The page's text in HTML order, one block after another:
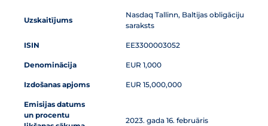
Uzskaitījums
Nasdaq Tallinn, Baltijas obligāciju
saraksts
ISIN EE3300003052
Denominācija EUR 1,000
Izdošanas apjoms EUR 15,000,000
Emisijas datums
un procentu
2023. gada 16. februāris